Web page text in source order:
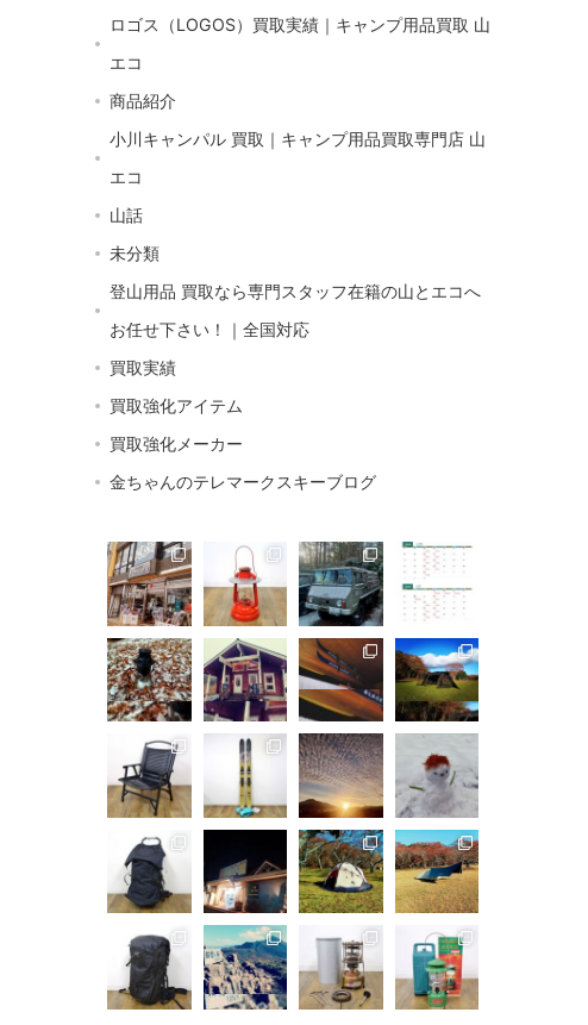
ロゴス（LOGOS）買取実績｜キャンプ用品買取 山
エコ
商品紹介
小川キャンパル 買取｜キャンプ用品買取専門店 山
エコ
山話
未分類
登山用品 買取なら専門スタッフ在籍の山とエコへ
お任せ下さい！｜全国対応
買取実績
買取強化アイテム
買取強化メーカー
金ちゃんのテレマークスキーブログ